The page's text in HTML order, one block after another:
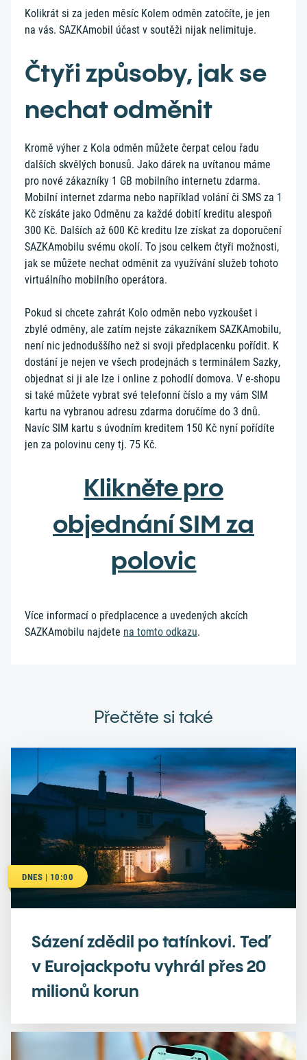
Kolikrát si za jeden měsíc Kolem odměn zatočíte, je jen
na vás. SAZKAmobil účast v soutěži nijak nelimituje.
Čtyři způsoby, jak se
nechat odměnit
Kromě výher z Kola odměn můžete čerpat celou řadu
dalších skvělých bonusů. Jako dárek na uvítanou máme
pro nové zákazníky 1 GB mobilního internetu zdarma.
Mobilní internet zdarma nebo například volání či SMS za 1
Kč získáte jako Odměnu za každé dobití kreditu alespoň
300 Kč. Dalších až 600 Kč kreditu lze získat za doporučení
SAZKAmobilu svému okolí. To jsou celkem čtyři možnosti,
jak se můžete nechat odměnit za využívání služeb tohoto
virtuálního mobilního operátora.
Pokud si chcete zahrát Kolo odměn nebo vyzkoušet i
zbylé odměny, ale zatím nejste zákazníkem SAZKAmobilu,
není nic jednoduššího než si svoji předplacenku pořídit. K
dostání je nejen ve všech prodejnách s terminálem Sazky,
objednat si ji ale lze i online z pohodlí domova. V e-shopu
si také můžete vybrat své telefonní číslo a my vám SIM
kartu na vybranou adresu zdarma doručíme do 3 dnů.
Navíc SIM kartu s úvodním kreditem 150 Kč nyní pořídíte
jen za polovinu ceny tj. 75 Kč.
Klikněte pro
objednání SIM za
polovic
Více informací o předplacence a uvedených akcích
SAZKAmobilu najdete na tomto odkazu.
Přečtěte si také
DNES | 10:00
Sázení zdědil po tatínkovi. Teď
v Eurojackpotu vyhrál přes 20
milionů korun